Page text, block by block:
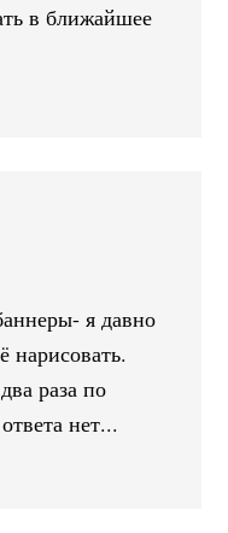
в ближайшее
я давно
нарисовать.
раза по
нет...